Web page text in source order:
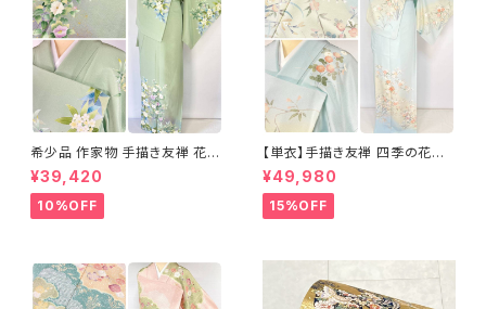
希少品 作家物 手描き友禅 花鳥
文 椿 沈丁花 訪問着 正絹 袷 黄
緑 青 白 1418
¥39,420
10%OFF
【単衣】手描き友禅 四季の花々
正絹 訪問着 水色 黄緑 白 パス
テルカラー 1431
¥49,980
15%OFF